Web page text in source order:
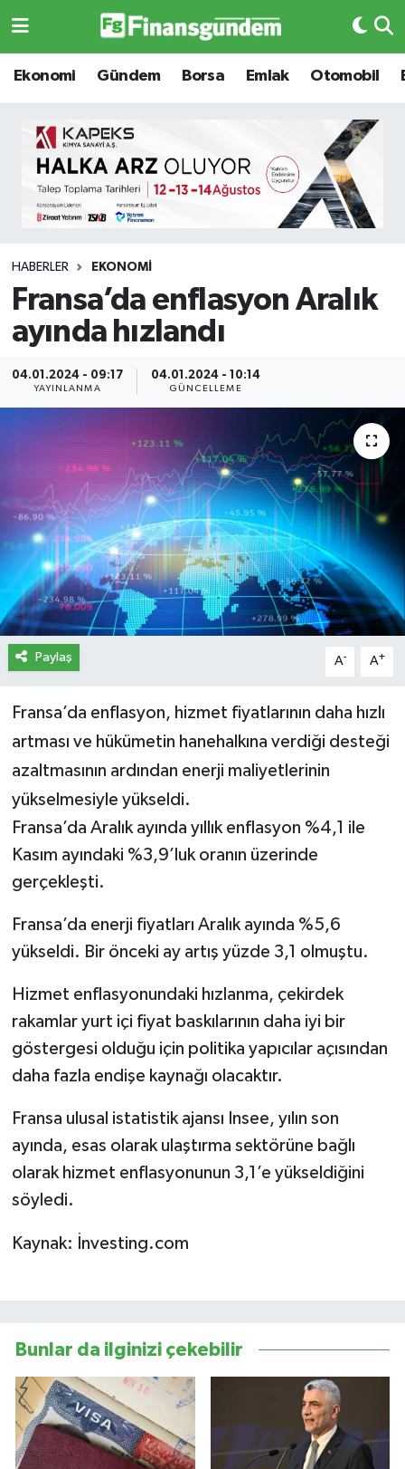
Ekonomi Gündem Borsa Emlak Otomobil
HABERLER EKONOMI
Fransa’da enflasyon Aralık
ayında hızlandı
04.01.2024 - 09:17
YAYINLANMA
04.01.2024 - 10:14
GÜNCELLEME
Paylaş A- A+
Fransa’da enflasyon, hizmet fiyatlarının daha hızlı
artması ve hükümetin hanehalkına verdiği desteği
azaltmasının ardından enerji maliyetlerinin
yükselmesiyle yükseldi.
Fransa’da Aralık ayında yıllık enflasyon %4,1 ile
Kasım ayındaki %3,9’luk oranın üzerinde
gerçekleşti.
Fransa’da enerji fiyatları Aralık ayında %5,6
yükseldi. Bir önceki ay artış yüzde 3,1 olmuştu.
Hizmet enflasyonundaki hızlanma, çekirdek
rakamlar yurt içi fiyat baskılarının daha iyi bir
göstergesi olduğu için politika yapıcılar açısından
daha fazla endişe kaynağı olacaktır.
Fransa ulusal istatistik ajansı Insee, yılın son
ayında, esas olarak ulaştırma sektörüne bağlı
olarak hizmet enflasyonunun 3,1’e yükseldiğini
söyledi.
Kaynak: İnvesting.com
Bunlar da ilginizi çekebilir
Ekonomi
Borsa
Emlak
Otomobil
Gizlilik Sözleşmesi
Hakkımızda
Künye
Yasal Uyarı
Ekonomi
Borsa
Emlak
Emtia
BITCOIN
Yapay Zeka